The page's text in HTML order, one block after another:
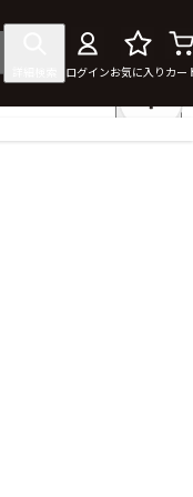
ログインお気に入り カー